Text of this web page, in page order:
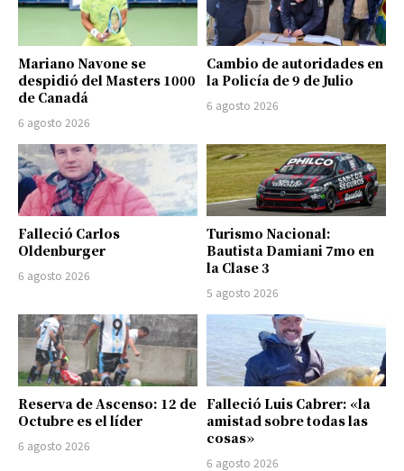
Mariano Navone se
despidió del Masters 1000
de Canadá
6 agosto 2026
Cambio de autoridades en
la Policía de 9 de Julio
6 agosto 2026
Falleció Carlos
Oldenburger
6 agosto 2026
Turismo Nacional:
Bautista Damiani 7mo en
la Clase 3
5 agosto 2026
Reserva de Ascenso: 12 de
Octubre es el líder
6 agosto 2026
Falleció Luis Cabrer: «la
amistad sobre todas las
cosas»
6 agosto 2026